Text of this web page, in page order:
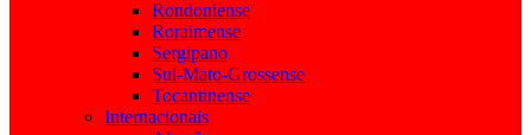
Rondoniense
Roraimense
Sergipano
Sul-Mato-Grossense
Tocantinense
Internacionais